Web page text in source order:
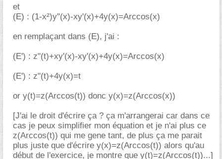
et
(E) : (1-x²)y"(x)-xy'(x)+4y(x)=Arccos(x)
en remplaçant dans (E), j'ai :
(E') : z"(t)+xy'(x)-xy'(x)+4y(x)=Arccos(x)
(E') : z"(t)+4y(x)=t
or y(t)=z(Arccos(t)) donc y(x)=z(Arccos(x))
[J'ai le droit d'écrire ça ? ça m'arrangerai car dans ce
cas je peux simplifier mon équation et je n'ai plus ce
z(Arccos(t)) qui me gene tant, de plus ça me parait
plus juste que d'écrire y(x)=z(Arccos(t)) alors qu'au
début de l'exercice, je montre que y(t)=z(Arccos(t))...]